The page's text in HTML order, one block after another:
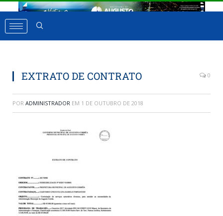
EXTRATO DE CONTRATO 0
POR ADMINISTRADOR EM 1 DE OUTUBRO DE 2018